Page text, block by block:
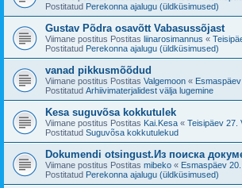
Postitatud Perekonna ajalugu (üldküsimused)
Gustav Põdra osavõtt Vabasussõjast
Viimane postitus Postitas liinarosimannus «
Postitatud Perekonna ajalugu (üldküsimused)
vanad pikkusmõõdud
Viimane postitus Postitas Valgemoon «
Postitatud Arhiivimaterjalidest välja lugemine
Kesa suguvõsa kokkutulek
Viimane postitus Postitas Kai.Kesa « Teisipäev 27.
Postitatud Suguvõsa kokkutulekud
Dokumendi otsingust.Из поиска
Viimane postitus Postitas mibeko « Esmaspäev
Postitatud Perekonna ajalugu (üldküsimused)